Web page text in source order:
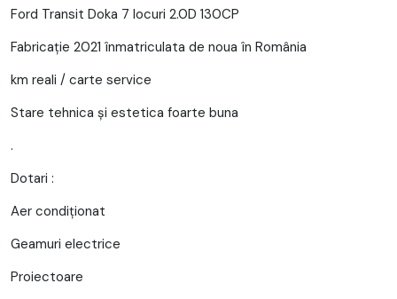
Ford Transit Doka 7 locuri 2.0D 130CP
Fabricație 2021 înmatriculata de noua în România
km reali / carte service
Stare tehnica și estetica foarte buna
.
Dotari :
Aer condiționat
Geamuri electrice
Proiectoare